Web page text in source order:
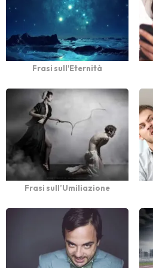
Frasi sull'Eternità
Frasi sull’Umiliazione